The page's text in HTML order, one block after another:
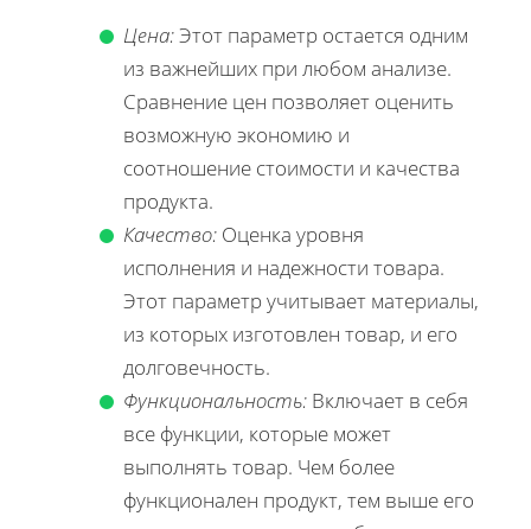
Цена:Этот параметр остается одним
из важнейших при любом анализе.
Сравнение цен позволяет оценить
возможную экономию и
соотношение стоимости и качества
продукта.
Качество: Оценка уровня
исполнения и надежности товара.
Этот параметр учитывает материалы,
из которых изготовлен товар, и его
долговечность.
Функциональность: Включает в себя
все функции, которые может
выполнять товар. Чем более
функционален продукт, тем выше его